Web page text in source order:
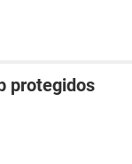
protegidos